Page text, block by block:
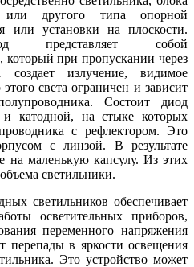
другого типа опорной
или установки на плоскости.
представляет собой
при пропускании через
создает излучение, видимое
света ограничен и зависит
Состоит диод
катодной, на стыке которых
с рефлектором. Это
с линзой. В результате
на маленькую капсулу. Из этих
светильники.
светильников обеспечивает
осветительных приборов,
переменного напряжения
перепады в яркости освещения
Это устройство может